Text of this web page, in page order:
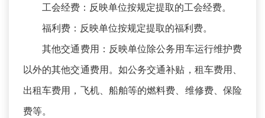
工会经费：反映单位按规定提取的工会经费。
福利费：反映单位按规定提取的福利费。
其他交通费用：反映单位除公务用车运行维护费
以外的其他交通费用。如公务交通补贴，租车费用、
出租车费用，飞机、船舶等的燃料费、维修费、保险
费等。